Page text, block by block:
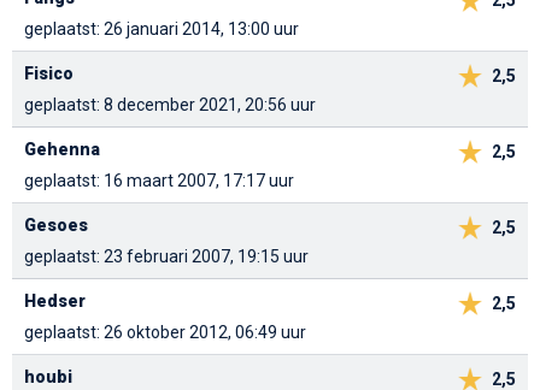
geplaatst: 26 januari 2014, 13:00 uur
2,5
Fisico
geplaatst: 8 december 2021, 20:56 uur
2,5
Gehenna
geplaatst: 16 maart 2007, 17:17 uur
2,5
Gesoes
geplaatst: 23 februari 2007, 19:15 uur
2,5
Hedser
geplaatst: 26 oktober 2012, 06:49 uur
2,5
houbi